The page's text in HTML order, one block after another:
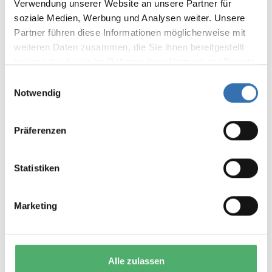
Verwendung unserer Website an unsere Partner für
soziale Medien, Werbung und Analysen weiter. Unsere
Partner führen diese Informationen möglicherweise mit
weiteren Daten zusammen, die Sie ihnen bereitgestellt
Notwendig
Präferenzen
Statistiken
Marketing
Alle zulassen
Kunden.
Bewertung schreiben
Bewertungen nur in der aktuellen Sprache anzeigen.
Keine Bewertungen gefunden. Teilen Sie Ihre
Erfahrungen mit anderen.